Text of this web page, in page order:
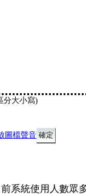
分大小寫)
圖檔聲音
系統使用人數眾